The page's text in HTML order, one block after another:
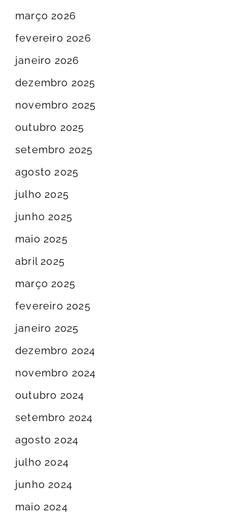
março 2026
fevereiro 2026
janeiro 2026
dezembro 2025
novembro 2025
outubro 2025
setembro 2025
agosto 2025
julho 2025
junho 2025
maio 2025
abril 2025
março 2025
fevereiro 2025
janeiro 2025
dezembro 2024
novembro 2024
outubro 2024
setembro 2024
agosto 2024
julho 2024
junho 2024
maio 2024